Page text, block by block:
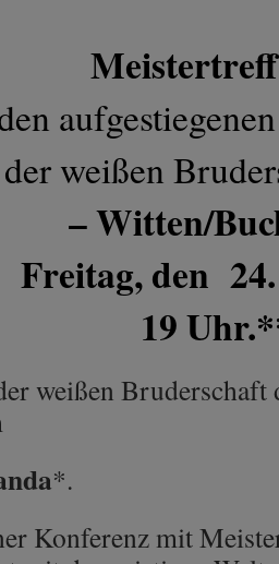
Meistertreff
der weißen
Witten/
den 24.
19
weißen Bruderschaft
*.
Konferenz mit